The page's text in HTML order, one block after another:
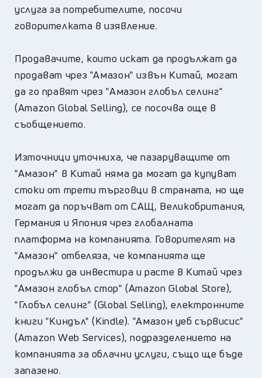
услуга за потребителите, посочи
говорителката в изявление.
Продавачите, които искат да продължат да
продават чрез "Амазон" извън Китай, могат
да го правят чрез "Амазон глобъл селинг"
(Amazon Global Selling), се посочва още в
съобщението.
Източници уточниха, че пазаруващите от
"Амазон" в Китай няма да могат да купуват
стоки от трети търговци в страната, но ще
могат да поръчват от САЩ, Великобритания,
Германия и Япония чрез глобалната
платформа на компанията. Говорителят на
"Амазон" отбеляза, че компанията ще
продължи да инвестира и расте в Китай чрез
"Амазон глобъл стор" (Amazon Global Store),
"Глобъл селинг" (Global Selling), електронните
книги "Киндъл" (Kindle). "Амазон уеб сървисис"
(Amazon Web Services), подразделението на
компанията за облачни услуги, също ще бъде
запазено.